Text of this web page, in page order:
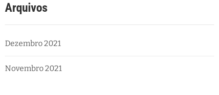
Arquivos
Dezembro 2021
Novembro 2021